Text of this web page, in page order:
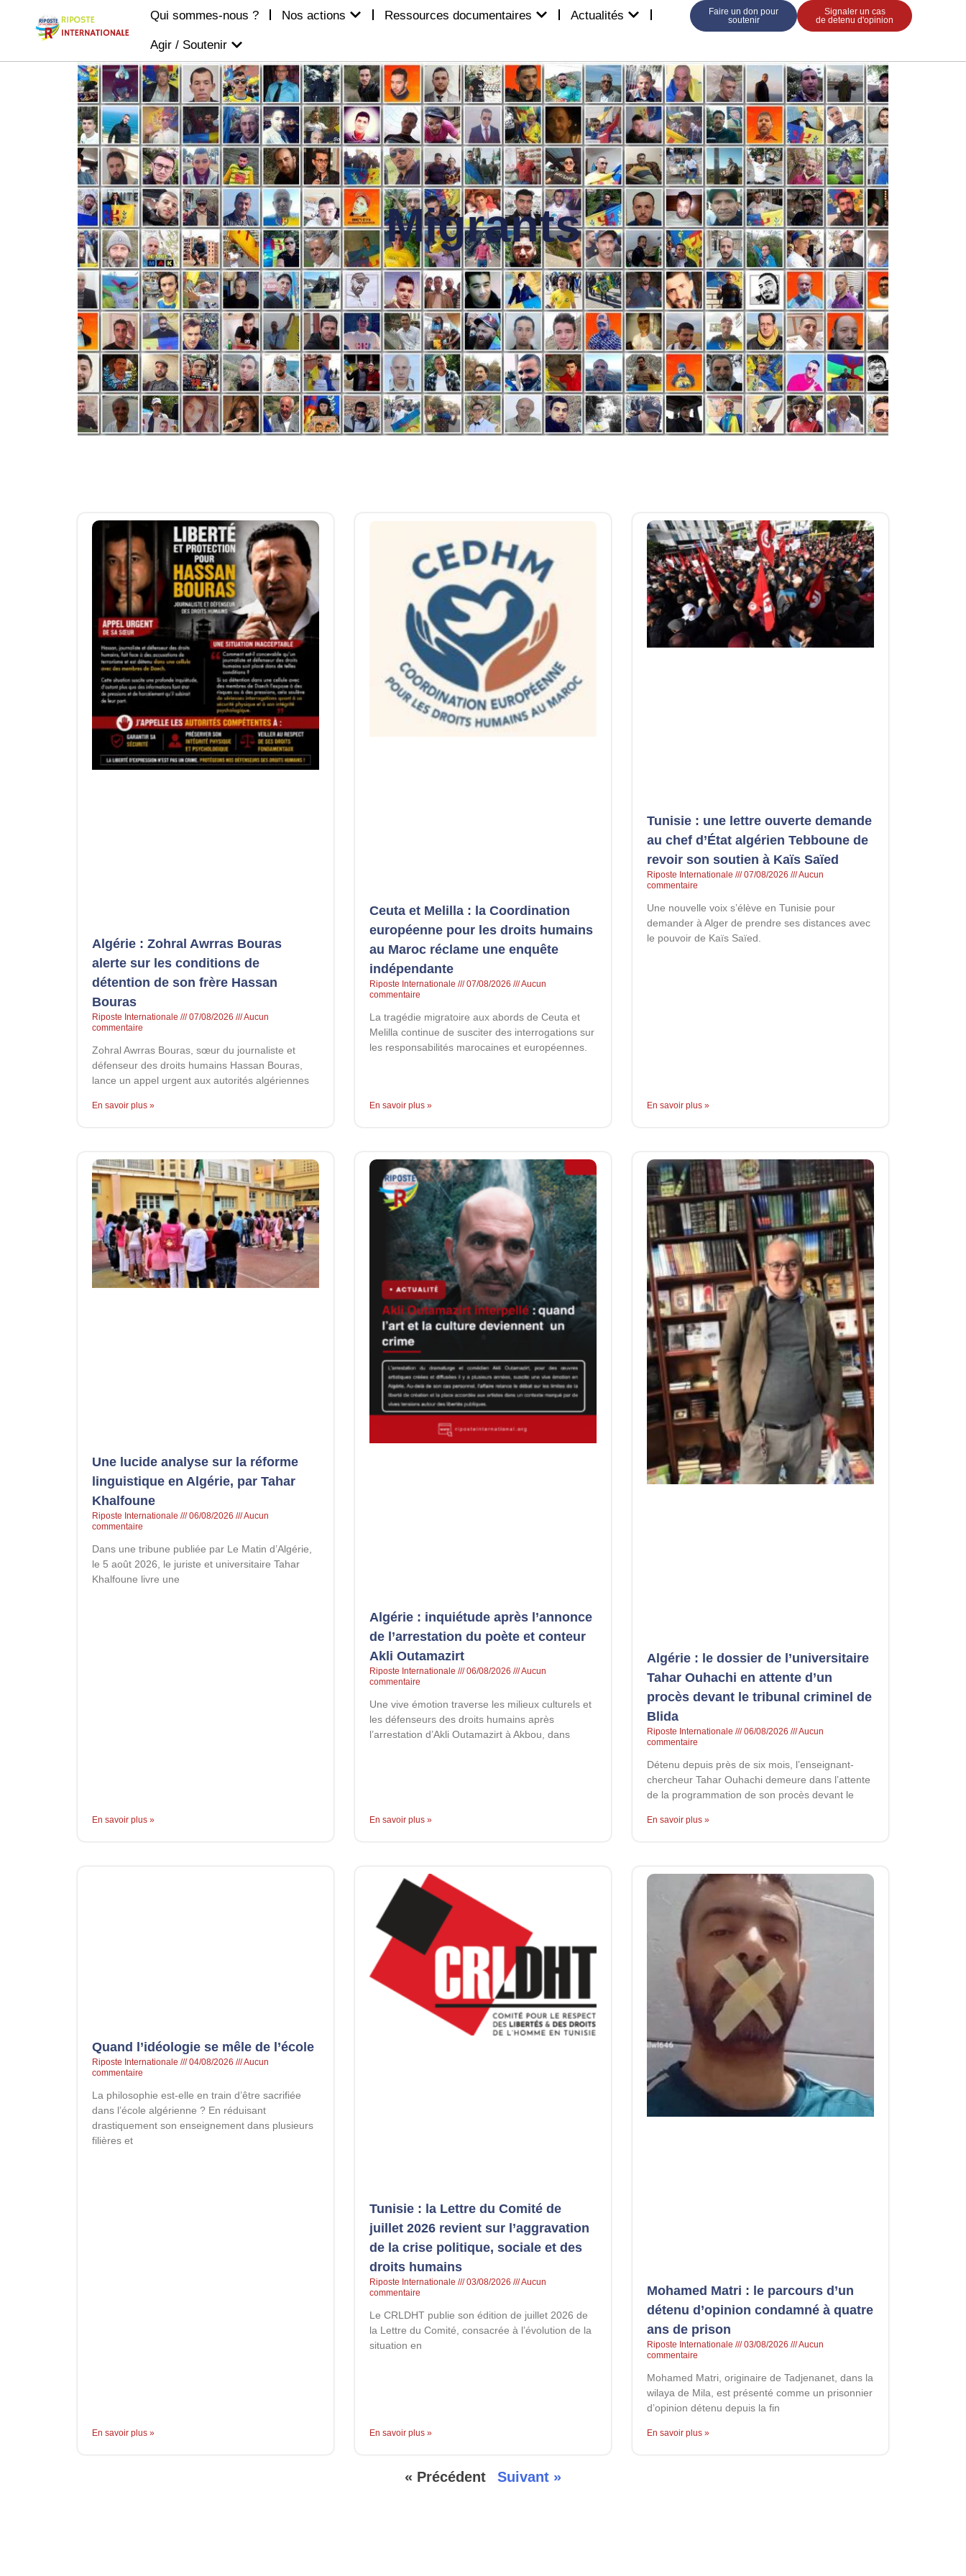
Qui sommes-nous ? Nos actions Ressources documentaires Actualités
Agir / Soutenir
Faire un don pour
soutenir
Signaler un cas
de detenu d'opinion
Migrants
Algérie : Zohral Awrras Bouras
alerte sur les conditions de
détention de son frère Hassan
Bouras
Riposte Internationale 07/08/2026
Aucun
commentaire
Zohral Awrras Bouras, sœur du journaliste et
défenseur des droits humains Hassan Bouras,
lance un appel urgent aux autorités algériennes
En savoir plus »
Ceuta et Melilla : la Coordination
européenne pour les droits humains
au Maroc réclame une enquête
indépendante
Riposte Internationale 07/08/2026
Aucun
commentaire
La tragédie migratoire aux abords de Ceuta et
Melilla continue de susciter des interrogations sur
les responsabilités marocaines et européennes.
En savoir plus »
Tunisie : une lettre ouverte demande
au chef d’État algérien Tebboune de
revoir son soutien à Kaïs Saïed
Riposte Internationale 07/08/2026
Aucun
commentaire
Une nouvelle voix s’élève en Tunisie pour
demander à Alger de prendre ses distances avec
le pouvoir de Kaïs Saïed.
En savoir plus »
Une lucide analyse sur la réforme
linguistique en Algérie, par Tahar
Khalfoune
Riposte Internationale 06/08/2026
Aucun
commentaire
Dans une tribune publiée par Le Matin d’Algérie,
le 5 août 2026, le juriste et universitaire Tahar
Khalfoune livre une
En savoir plus »
Algérie : inquiétude après l’annonce
de l’arrestation du poète et conteur
Akli Outamazirt
Riposte Internationale 06/08/2026
Aucun
commentaire
Une vive émotion traverse les milieux culturels et
les défenseurs des droits humains après
l’arrestation d’Akli Outamazirt à Akbou, dans
En savoir plus »
Algérie : le dossier de l’universitaire
Tahar Ouhachi en attente d’un
procès devant le tribunal criminel de
Blida
Riposte Internationale 06/08/2026
Aucun
commentaire
Détenu depuis près de six mois, l’enseignant-
chercheur Tahar Ouhachi demeure dans l’attente
de la programmation de son procès devant le
En savoir plus »
Quand l’idéologie se mêle de l’école
Riposte Internationale 04/08/2026
Aucun
commentaire
La philosophie est-elle en train d’être sacrifiée
dans l’école algérienne ? En réduisant
drastiquement son enseignement dans plusieurs
filières et
En savoir plus »
Tunisie : la Lettre du Comité de
juillet 2026 revient sur l’aggravation
de la crise politique, sociale et des
droits humains
Riposte Internationale 03/08/2026
Aucun
commentaire
Le CRLDHT publie son édition de juillet 2026 de
la Lettre du Comité, consacrée à l’évolution de la
situation en
En savoir plus »
Mohamed Matri : le parcours d’un
détenu d’opinion condamné à quatre
ans de prison
Riposte Internationale 03/08/2026
Aucun
commentaire
Mohamed Matri, originaire de Tadjenanet, dans la
wilaya de Mila, est présenté comme un prisonnier
d’opinion détenu depuis la fin
En savoir plus »
« Précédent Suivant »